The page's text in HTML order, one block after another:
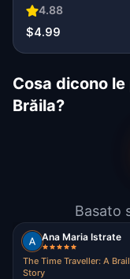
4.88
$4.99
Cosa dicono
Brăila?
Basato
Ana Maria Istrate
The Time Traveller: A
Story